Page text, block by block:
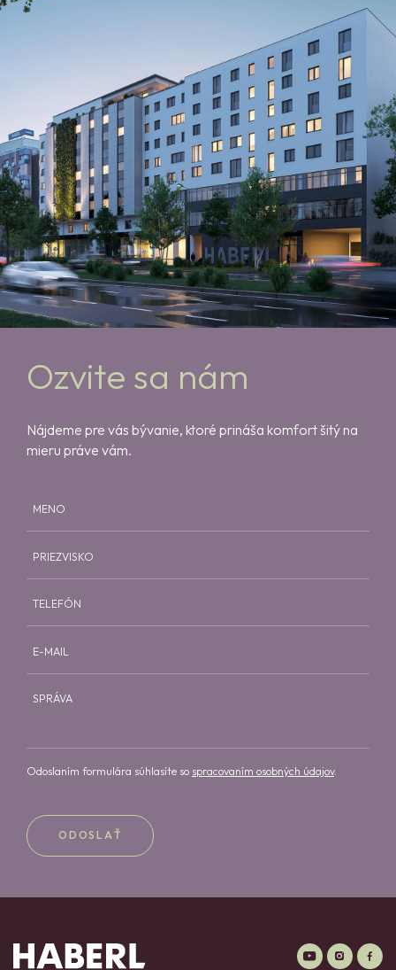
Ozvite sa nám
Nájdeme pre vás bývanie, ktoré prináša komfort šitý na
mieru práve vám.
MENO
PRIEZVISKO
TELEFÓN
E-MAIL
SPRÁVA
Odoslaním formulára súhlasíte so spracovaním osobných údajov.
ODOSLAŤ